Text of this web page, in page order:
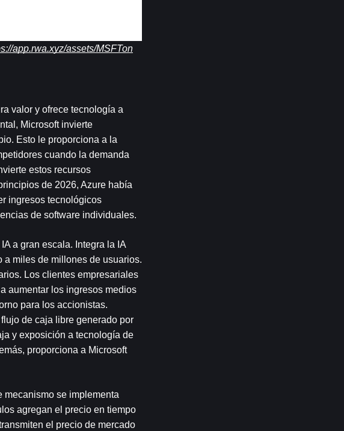
app.rwa.xyz/assets/MSFTon
valor y ofrece tecnología a
Microsoft invierte
Esto le proporciona a la
cuando la demanda
estos recursos
de 2026, Azure había
ingresos tecnológicos
de software individuales.
a gran escala. Integra la IA
a miles de millones de usuarios.
Los clientes empresariales
aumentar los ingresos medios
para los accionistas.
de caja libre generado por
y exposición a tecnología de
proporciona a Microsoft
mecanismo se implementa
agregan el precio en tiempo
el precio de mercado